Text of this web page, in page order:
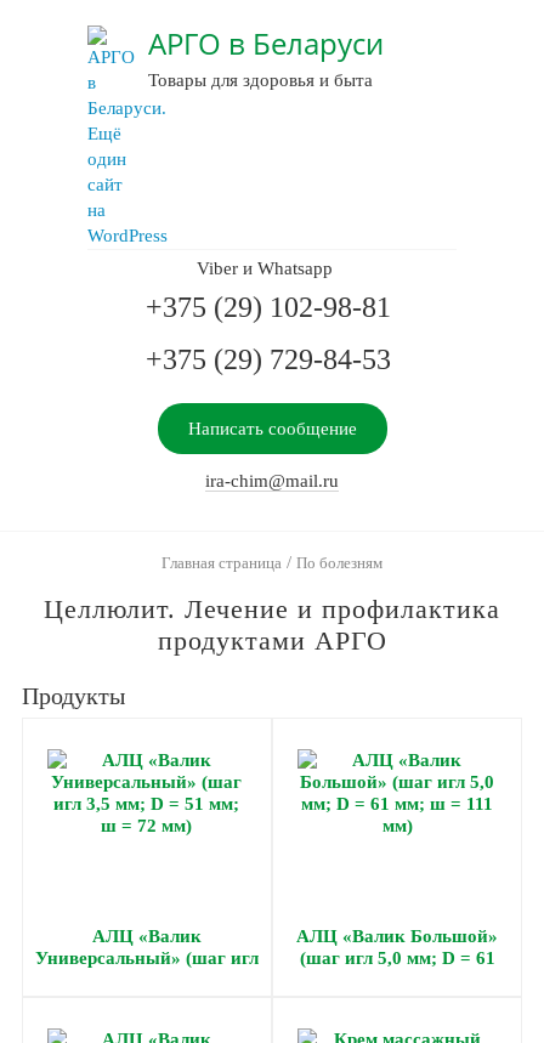
АРГО в Беларуси
Товары для здоровья и быта
Viber и Whatsapp
+375 (29) 102-98-81
+375 (29) 729-84-53
Написать сообщение
ira-chim@mail.ru
Главная страница / По болезням
Целлюлит. Лечение и профилактика
продуктами АРГО
Продукты
АЛЦ «Валик
Универсальный» (шаг игл
АЛЦ «Валик Большой»
(шаг игл 5,0 мм; D = 61